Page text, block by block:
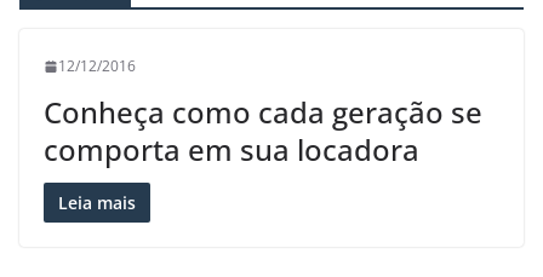
12/12/2016
Conheça como cada geração se
comporta em sua locadora
Leia mais